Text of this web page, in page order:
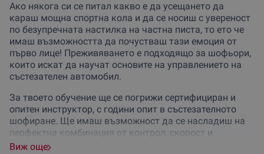
Ако някога си се питал какво е да усещането да
караш мощна спортна кола и да се носиш с увереност
по безупречната настилка на частна писта, то ето че
имаш възможността да почустваш тази емоция от
първо лице! Преживяването е подходящо за шофьори,
които искат да научат основите на управлението на
състезателен автомобил.
За твоето обучение ще се погрижи сертифициран и
опитен инструктор, с години опит в състезателното
шофиране. Ще имаш възможност да се насладиш на
перфектна комбинация от контрол, скорост и
адреналин!
Виж още